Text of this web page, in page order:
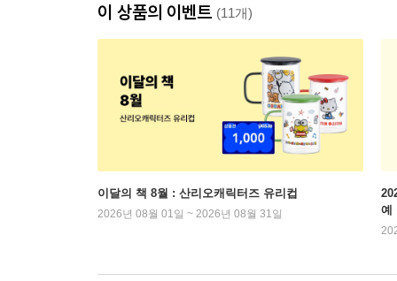
이 상품의 이벤트 (11개)
이달의 책 8월 : 산리오캐릭터즈 유리컵
2026년 08월 01일 ~ 2026년 08월 31일
예